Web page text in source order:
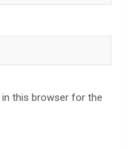
in this browser for the